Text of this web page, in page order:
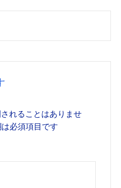
れることはありませ
必須項目です